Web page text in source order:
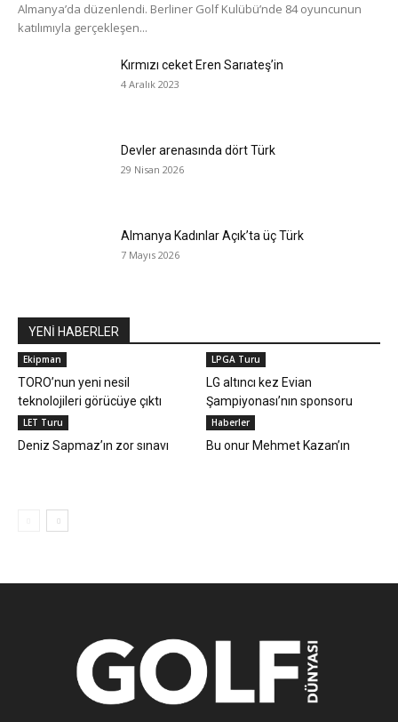
Almanya’da düzenlendi. Berliner Golf Kulübü’nde 84 oyuncunun
katılımıyla gerçekleşen...
Kırmızı ceket Eren Sarıateş’in
4 Aralık 2023
Devler arenasında dört Türk
29 Nisan 2026
Almanya Kadınlar Açık’ta üç Türk
7 Mayıs 2026
YENİ HABERLER
Ekipman
TORO’nun yeni nesil
teknolojileri görücüye çıktı
LPGA Turu
LG altıncı kez Evian
Şampiyonası’nın sponsoru
LET Turu
Deniz Sapmaz’ın zor sınavı
Haberler
Bu onur Mehmet Kazan’ın